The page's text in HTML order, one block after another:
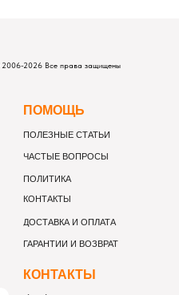
КОНТАКТЫ
ПОМОЩЬ
ЧАСТЫЕ ВОПРОСЫ
ПОЛЕЗНЫЕ СТАТЬИ
КОНТАКТЫ
ДОСТАВКА И ОПЛАТА
ГАРАНТИИ И ВОЗВРАТ
2006-2026 Все права защищены
ПОЛИТИКА